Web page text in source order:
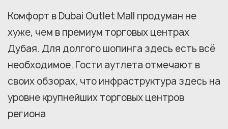
Комфорт в Dubai Outlet Mall продуман не
хуже, чем в премиум торговых центрах
Дубая. Для долгого шопинга здесь есть всё
необходимое. Гости аутлета отмечают в
своих обзорах, что инфраструктура здесь на
уровне крупнейших торговых центров
региона